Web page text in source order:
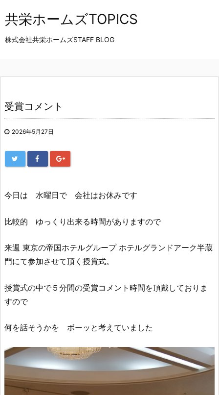
共栄ホームズTOPICS
株式会社共栄ホームズSTAFF BLOG
受賞コメント
2026年5月27日
今日は 水曜日で 会社はお休みです
比較的 ゆっくり出来る時間がありますので
来週 東京の帝国ホテルグループ ホテルグランドアーク半蔵
門にて参加させて頂く授賞式。
授賞式の中で５分間の受賞コメント時間を頂戴しておりま
すので
何を話そうかを ボーッと考えていました